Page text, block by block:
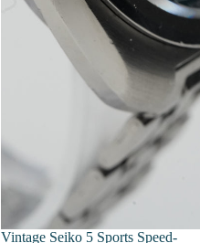
Vintage Seiko 5 Sports Speed-